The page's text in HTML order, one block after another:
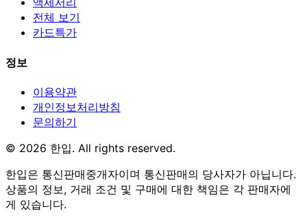
전체 보기
카드특가
정보
이용약관
개인정보처리방침
문의하기
© 2026 한입. All rights reserved.
한입은 통신판매중개자이며 통신판매의 당사자가 아닙니다.
상품의 정보, 거래 조건 및 구매에 대한 책임은 각 판매자에
게 있습니다.